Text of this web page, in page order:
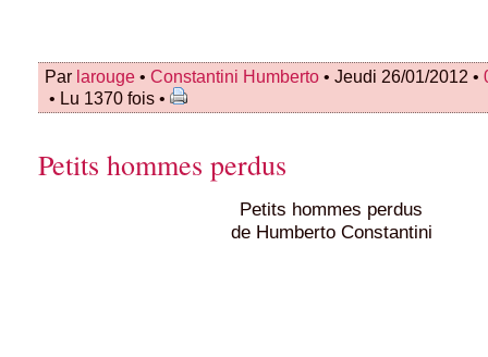
Par larouge • Constantini Humberto • Jeudi 26/01/2012 •
• Lu 1370 fois •
Petits hommes perdus
Petits hommes perdus
de Humberto Constantini